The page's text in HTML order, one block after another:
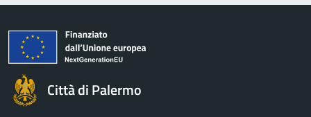
Città di Palermo